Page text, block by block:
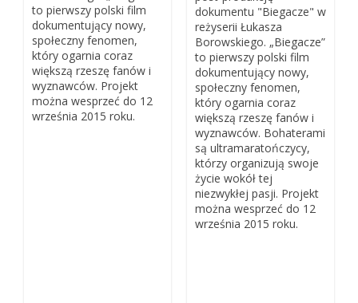
to pierwszy polski film
dokumentujący nowy,
społeczny fenomen,
który ogarnia coraz
większą rzeszę fanów i
wyznawców. Projekt
można wesprzeć do 12
września 2015 roku.
dokumentu "Biegacze" w
reżyserii Łukasza
Borowskiego. „Biegacze”
to pierwszy polski film
dokumentujący nowy,
społeczny fenomen,
który ogarnia coraz
większą rzeszę fanów i
wyznawców. Bohaterami
są ultramaratończycy,
którzy organizują swoje
życie wokół tej
niezwykłej pasji. Projekt
można wesprzeć do 12
września 2015 roku.